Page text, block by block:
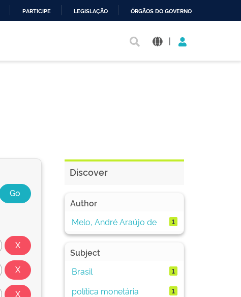
PARTICIPE LEGISLAÇÃO ÓRGÃOS DO GOVERNO
|
Discover
Author
Melo, André Araújo de
1
Subject
Brasil
1
política monetária 1